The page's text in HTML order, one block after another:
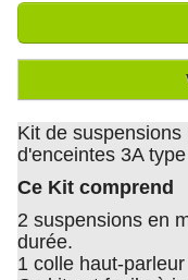
Kit de
d'enceintes 3A
Ce Kit comprend
2 suspensions en
durée.
1 colle haut-parleur